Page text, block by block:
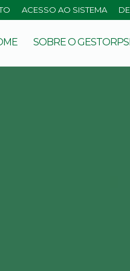
ACESSO AO SISTEMA
SOBRE O GESTORPSI